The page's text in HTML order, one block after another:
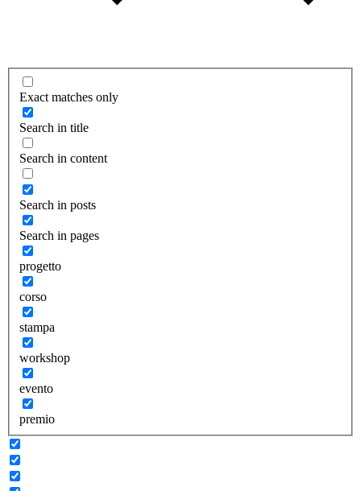
Exact matches only
Search in title
Search in content
Search in posts
Search in pages
progetto
corso
stampa
workshop
evento
premio